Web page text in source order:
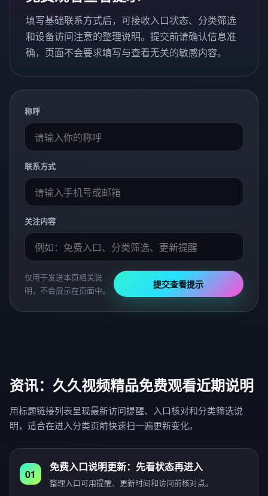
填写基础联系方式后，可接收入口状态、分类筛选
和设备访问注意的整理说明。提交前请确认信息准
确，页面不会要求填写与查看无关的敏感内容。
称呼
联系方式
关注内容
仅用于发送本页相关说
明，不会展示在页面中。
提交查看提示
资讯：久久视频精品免费观看近期说明
用标题链接列表呈现最新访问提醒、入口核对和分类筛选说
明，适合在进入分类页前快速扫一遍更新变化。
01
免费入口说明更新：先看状态再进入
整理入口可用提醒、更新时间和访问前核对点。